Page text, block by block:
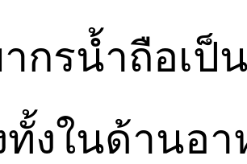
กรน้ำถือเ
งในด้านอ